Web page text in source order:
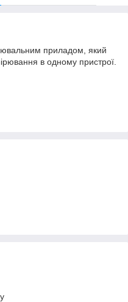
приладом, який
в одному пристрої.